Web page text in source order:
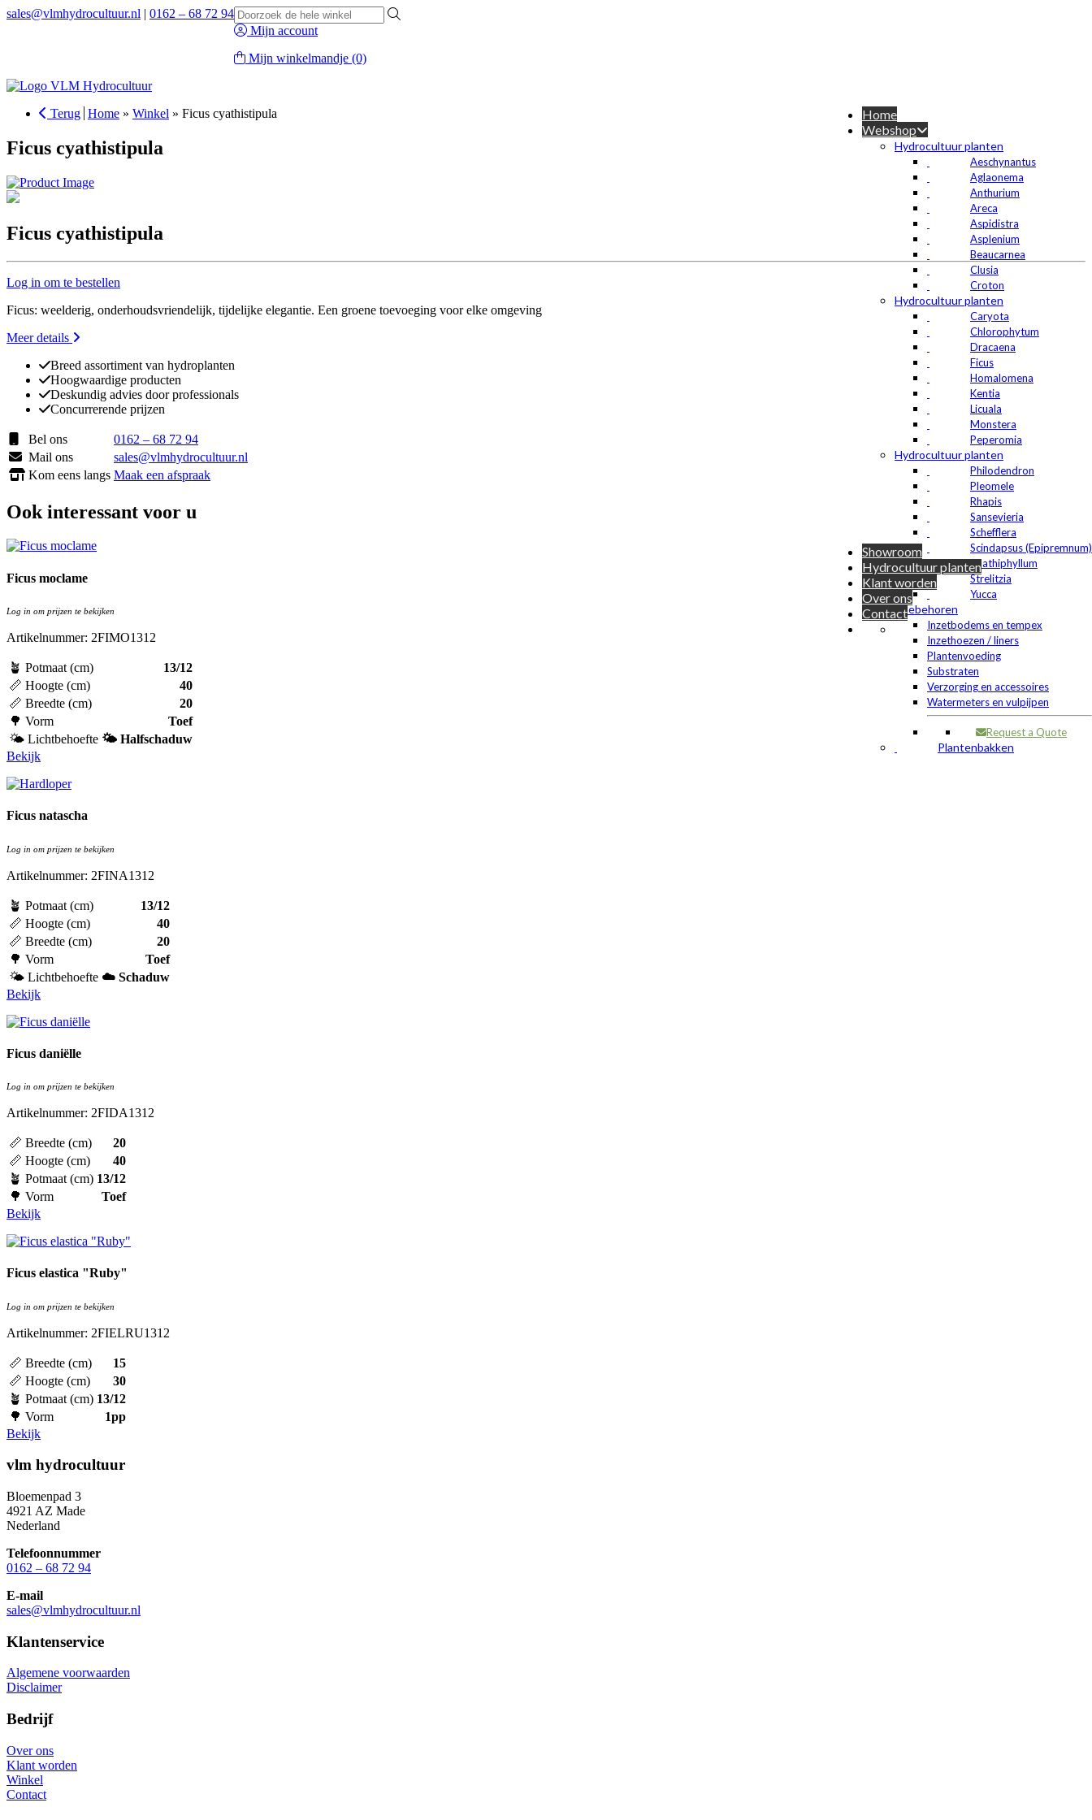
sales@vlmhydrocultuur.nl | 0162 – 68 72 94Search
for:Mijn account
Mijn winkelmandje (0)
Home
Webshop
Hydrocultuur planten
Aeschynantus
Aglaonema
Anthurium
Areca
Aspidistra
Asplenium
Beaucarnea
Clusia
Croton
Hydrocultuur planten
Caryota
Chlorophytum
Dracaena
Ficus
Homalomena
Kentia
Licuala
Monstera
Peperomia
Hydrocultuur planten
Philodendron
Pleomele
Rhapis
Sansevieria
Schefflera
Scindapsus (Epipremnum)
Spathiphyllum
Strelitzia
Yucca
Toebehoren
Inzetbodems en tempex
Inzethoezen / liners
Plantenvoeding
Substraten
Verzorging en accessoires
Watermeters en vulpijpen
Request a Quote
Plantenbakken
Showroom
Hydrocultuur planten
Klant worden
Over ons
Contact
Terug Home » Winkel » Ficus cyathistipula
Ficus cyathistipula
Ficus cyathistipula
Log in om te bestellen
Ficus: weelderig, onderhoudsvriendelijk, tijdelijke elegantie. Een groene toevoeging voor elke omgeving
Meer details
Breed assortiment van hydroplanten
Hoogwaardige producten
Deskundig advies door professionals
Concurrerende prijzen
Bel ons
0162 – 68 72 94
Mail ons
sales@vlmhydrocultuur.nl
Kom eens langs Maak een afspraak
Ook interessant voor u
Ficus moclame
Log in om prijzen te bekijken
Artikelnummer: 2FIMO1312
🪴 Potmaat (cm)
13/12
📏 Hoogte (cm)
40
📏 Breedte (cm)
20
🌳 Vorm
Toef
🌤️ Lichtbehoefte 🌤️ Halfschaduw
Bekijk
Ficus natascha
Log in om prijzen te bekijken
Artikelnummer: 2FINA1312
🪴 Potmaat (cm)
13/12
📏 Hoogte (cm)
40
📏 Breedte (cm)
20
🌳 Vorm
Toef
🌤️ Lichtbehoefte ☁️ Schaduw
Bekijk
Ficus daniëlle
Log in om prijzen te bekijken
Artikelnummer: 2FIDA1312
📏 Breedte (cm)
20
📏 Hoogte (cm)
40
🪴 Potmaat (cm) 13/12
🌳 Vorm
Toef
Bekijk
Ficus elastica "Ruby"
Log in om prijzen te bekijken
Artikelnummer: 2FIELRU1312
📏 Breedte (cm)
15
📏 Hoogte (cm)
30
🪴 Potmaat (cm) 13/12
🌳 Vorm
1pp
Bekijk
vlm hydrocultuur
Bloemenpad 3
4921 AZ Made
Nederland
Telefoonnummer
0162 – 68 72 94
E-mail
sales@vlmhydrocultuur.nl
Klantenservice
Algemene voorwaarden
Disclaimer
Bedrijf
Over ons
Klant worden
Winkel
Contact